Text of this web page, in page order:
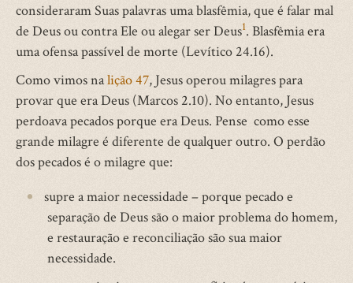
consideraram Suas palavras uma blasfêmia, que é falar mal
de Deus ou contra Ele ou alegar ser Deus1. Blasfêmia era
uma ofensa passível de morte (Levítico 24.16).
Como vimos nalição 47, Jesus operou milagres para
provar que era Deus (Marcos 2.10). No entanto, Jesus
perdoava pecados porque era Deus. Pense como esse
grande milagre é diferente de qualquer outro. O perdão
dos pecados é o milagre que:
supre a maior necessidade – porque pecado e
separação de Deus são o maior problema do homem,
e restauração e reconciliação são sua maior
necessidade.